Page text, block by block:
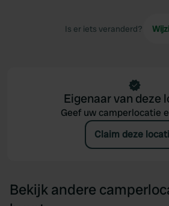
Is er iets veranderd?
Eigenaar van deze
Geef uw camperlocatie
Claim deze
Bekijk andere